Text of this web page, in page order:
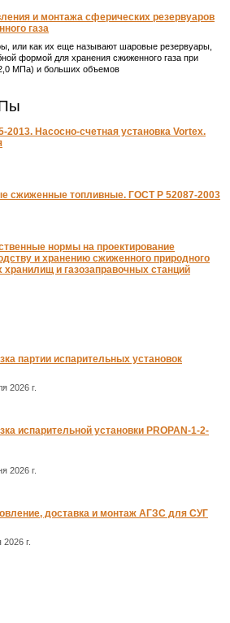
и монтажа сферических резервуаров
газа
или как их еще называют шаровые резервуары,
формой для хранения сжиженного газа при
МПа) и больших объемов
2013. Насосно-счетная установка Vortex.
сжиженные топливные. ГОСТ Р 52087-2003
нормы на проектирование
и хранению сжиженного природного
хранилищ и газозаправочных станций
партии испарительных установок
2026 г.
испарительной установки PROPAN-1-2-
2026 г.
доставка и монтаж АГЗС для СУГ
г.